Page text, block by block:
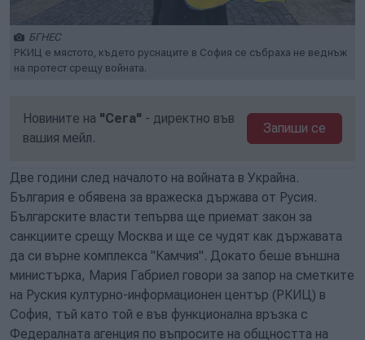
БГНЕС
РКИЦ е мястото, където руснаците в София се събраха не веднъж
на протест срещу войната.
Новините на "Сега" - директно във
вашия мейл.
Запиши се
Две години след началото на войната в Украйна.
България е обявена за вражеска държава от Русия.
Българските власти тепърва ще приемат закон за
санкциите срещу Москва и ще се чудят как държавата
да си върне комплекса "Камчия". Докато беше външна
министърка, Мария Габриел говори за запор на сметките
на Руския културно-информационен център (РКИЦ) в
София, тъй като той е във функционална връзка с
Федералната агенция по въпросите на общността на